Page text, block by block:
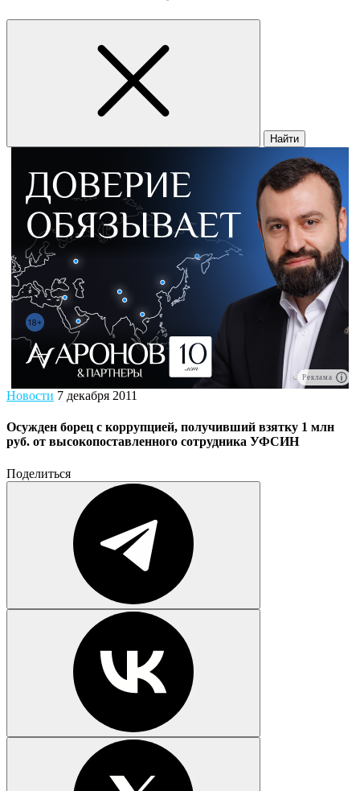
Найти
Реклама
Новости 7 декабря 2011
Осужден борец с коррупцией, получивший взятку 1 млн
руб. от высокопоставленного сотрудника УФСИН
Поделиться